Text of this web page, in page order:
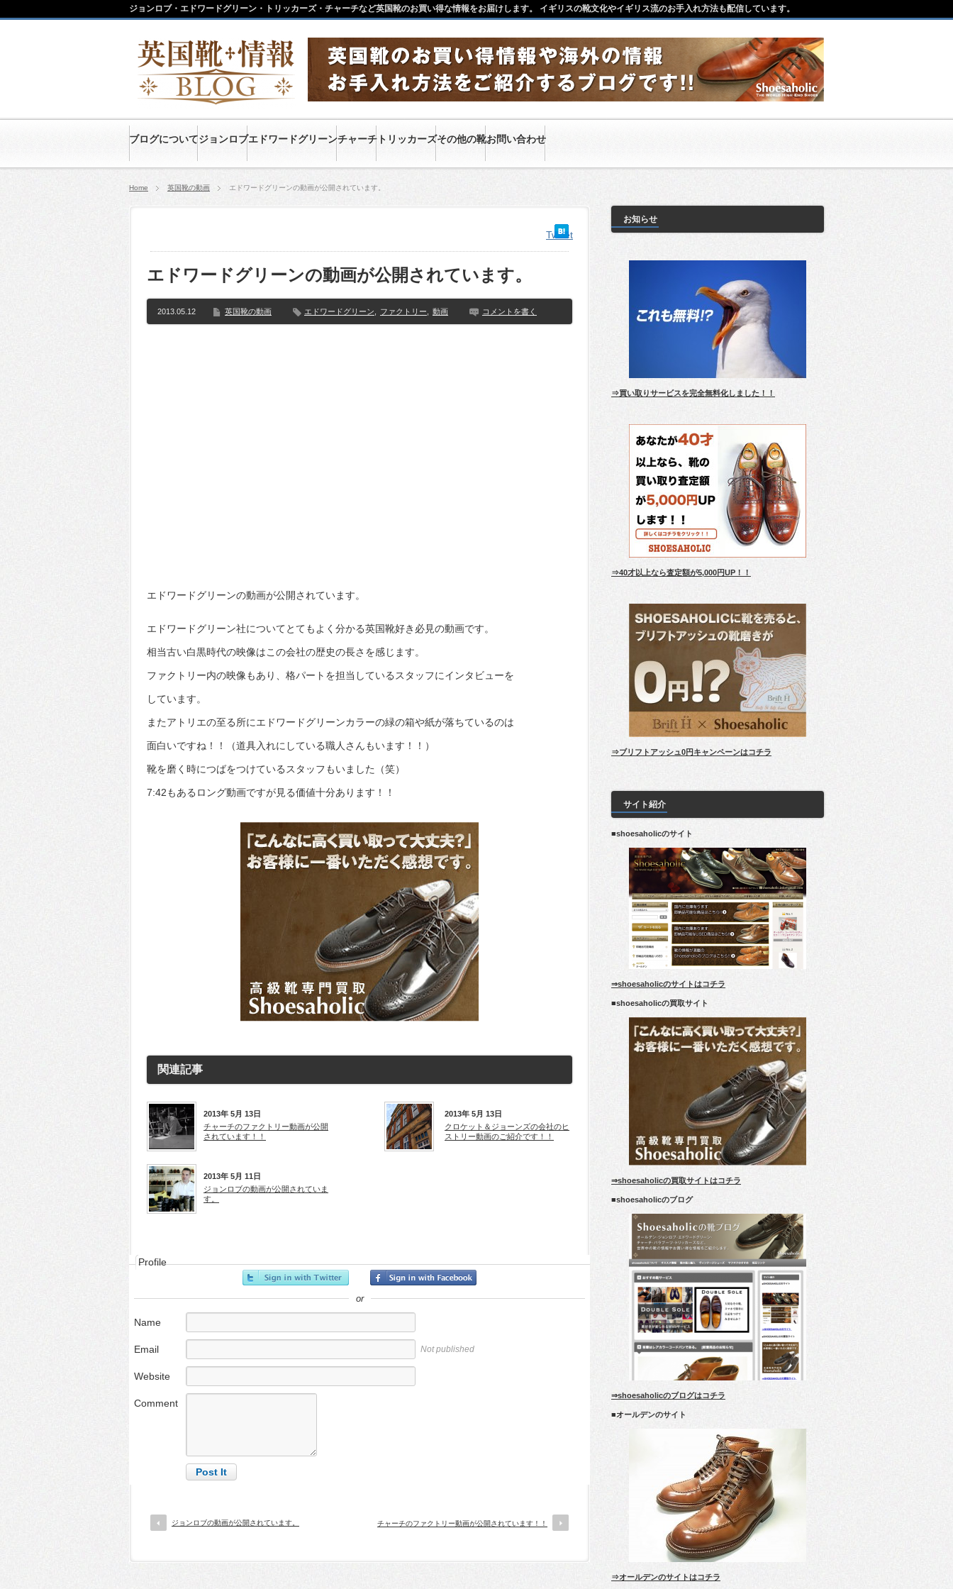
ブログについてジョンロブエドワードグリーンチャーチ トリッカーズその他の靴お問い合わせ
ジョンロブ・エドワードグリーン・トリッカーズ・チャーチなど英国靴のお買い得な情報をお届けします。 イギリスの靴文化やイギリス流のお手入れ方法も配信しています。
Home 英国靴の動画 エドワードグリーンの動画が公開されています。
Tweet
エドワードグリーンの動画が公開されています。
2013.05.12 英国靴の動画 エドワードグリーン ファクトリー 動画 コメントを書く
エドワードグリーンの動画が公開されています。
エドワードグリーン社についてとてもよく分かる英国靴好き必見の動画です。
相当古い白黒時代の映像はこの会社の歴史の長さを感じます。
ファクトリー内の映像もあり、格パートを担当しているスタッフにインタビューを
しています。
またアトリエの至る所にエドワードグリーンカラーの緑の箱や紙が落ちているのは
面白いですね！！（道具入れにしている職人さんもいます！！）
靴を磨く時につばをつけているスタッフもいました（笑）
7:42もあるロング動画ですが見る価値十分あります！！
関連記事
2013年 5月 13日
チャーチのファクトリー動画が公開
されています！！
2013年 5月 13日
クロケット＆ジョーンズの会社のヒ
ストリー動画のご紹介です！！
2013年 5月 11日
ジョンロブの動画が公開されていま
す。
Profile
or
Name
Email Not published
Website
Comment
ジョンロブの動画が公開されています。 チャーチのファクトリー動画が公開されています！！
お知らせ
⇒買い取りサービスを完全無料化しました！！
⇒40才以上なら査定額が5,000円UP！！
⇒ブリフトアッシュ0円キャンペーンはコチラ
サイト紹介
■shoesaholicのサイト
⇒shoesaholicのサイトはコチラ
■shoesaholicの買取サイト
⇒shoesaholicの買取サイトはコチラ
■shoesaholicのブログ
⇒shoesaholicのブログはコチラ
■オールデンのサイト
⇒オールデンのサイトはコチラ